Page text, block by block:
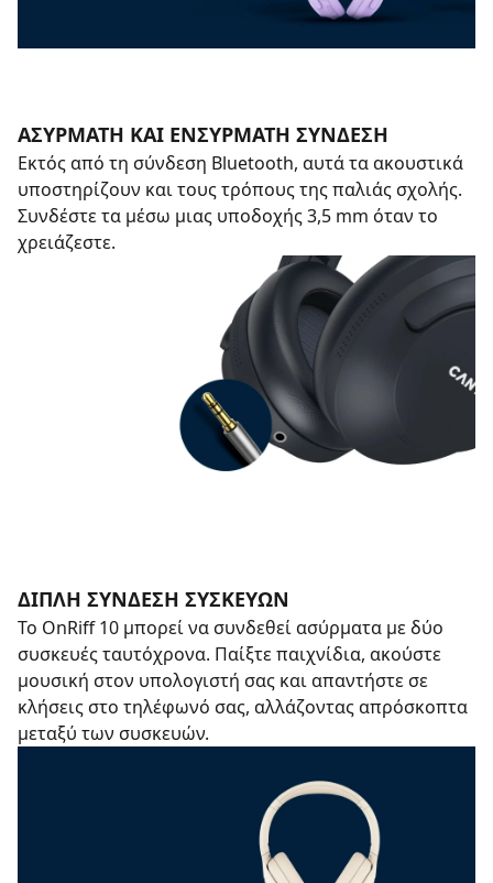
ΑΣΎΡΜΑΤΗ ΚΑΙ ΕΝΣΎΡΜΑΤΗ ΣΎΝΔΕΣΗ
Εκτός από τη σύνδεση Bluetooth, αυτά τα ακουστικά
υποστηρίζουν και τους τρόπους της παλιάς σχολής.
Συνδέστε τα μέσω μιας υποδοχής 3,5 mm όταν το
χρειάζεστε.
ΔΙΠΛΉ ΣΎΝΔΕΣΗ ΣΥΣΚΕΥΏΝ
Το OnRiff 10 μπορεί να συνδεθεί ασύρματα με δύο
συσκευές ταυτόχρονα. Παίξτε παιχνίδια, ακούστε
μουσική στον υπολογιστή σας και απαντήστε σε
κλήσεις στο τηλέφωνό σας, αλλάζοντας απρόσκοπτα
μεταξύ των συσκευών.